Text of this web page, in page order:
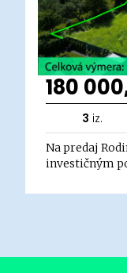
180
3 iz.
Na predaj
investičným